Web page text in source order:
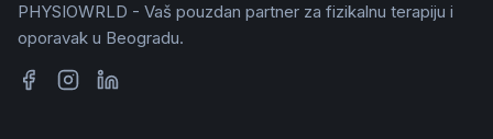
PHYSIOWRLD - Vaš pouzdan partner za fizikalnu terapiju i
oporavak u Beogradu.